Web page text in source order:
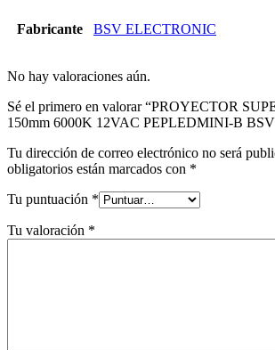
Fabricante BSV ELECTRONIC
No hay valoraciones aún.
Sé el primero en valorar “PROYECTOR
150mm 6000K 12VAC PEPLEDMINI-B
Tu dirección de correo electrónico no será
obligatorios están marcados con *
Tu puntuación *
Tu valoración *